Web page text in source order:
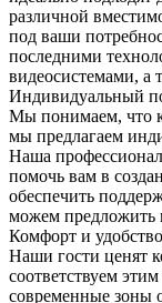
различной
под ваши
последними
видеосистемами, а
Индивидуальный
Мы понимаем, что
мы предлагаем
Наша
помочь вам в
обеспечить
можем предложить
Комфорт и удобство
Наши гости ценят
соответствуем
современные зоны